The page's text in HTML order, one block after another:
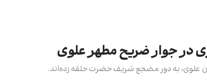
در جوار ضریح مطهر علوی
علوی، به دور مضجع شریف حضرت حلقه زده‌اند.